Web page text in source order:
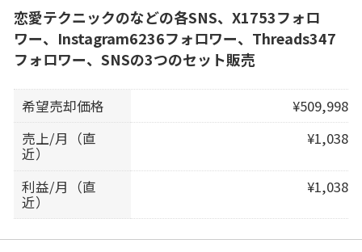
恋愛テクニックのなどの各SNS、X1753フォロ
ワー、Instagram6236フォロワー、Threads347
フォロワー、SNSの3つのセット販売
希望売却価格
¥509,998
売上/月（直
近）
¥1,038
利益/月（直
近）
¥1,038